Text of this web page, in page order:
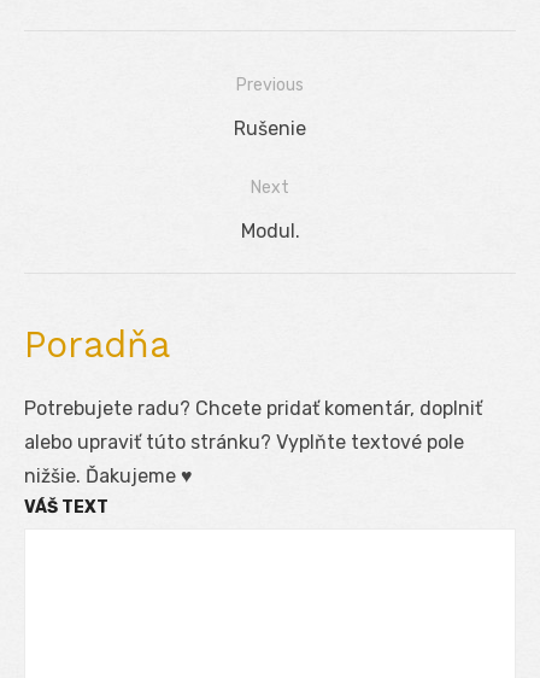
Previous
Previous
Rušenie
Next
Next
Modul.
Poradňa
Potrebujete radu? Chcete pridať komentár, doplniť
alebo upraviť túto stránku? Vyplňte textové pole
nižšie. Ďakujeme ♥
VÁŠ TEXT